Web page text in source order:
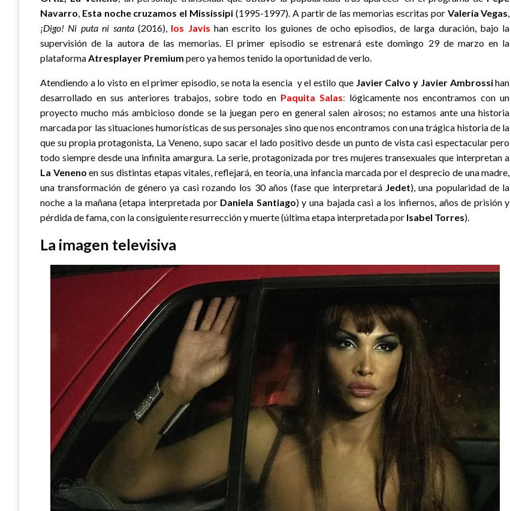
Navarro, Esta noche cruzamos el Mississipi (1995-1997). A partir de las memorias escritas por Valeria Vegas,
¡Digo! Ni puta ni santa(2016), los Javis han escrito los guiones de ocho episodios, de larga duración, bajo la
supervisión de la autora de las memorias. El primer episodio se estrenará este domingo 29 de marzo en la
plataformaAtresplayer Premium pero ya hemos tenido la oportunidad de verlo.
Atendiendo a lo visto en el primer episodio, se nota la esencia y el estilo queJavier Calvo y Javier Ambrossihan
desarrollado en sus anteriores trabajos, sobre todo en Paquita Salas: lógicamente nos encontramos con un
proyecto mucho más ambicioso donde se la juegan pero en general salen airosos; no estamos ante una historia
marcada por las situaciones humorísticas de sus personajes sino que nos encontramos con una trágica historia de la
que su propia protagonista, La Veneno, supo sacar el lado positivo desde un punto de vista casi espectacular pero
todo siempre desde una infinita amargura. La serie, protagonizada por tres mujeres transexuales que interpretan a
La Veneno en sus distintas etapas vitales, reflejará, en teoría, una infancia marcada por el desprecio de una madre,
una transformación de género ya casi rozando los 30 años (fase que interpretará Jedet), una popularidad de la
noche a la mañana (etapa interpretada por Daniela Santiago) y una bajada casi a los infiernos, años de prisión y
pérdida de fama, con la consiguiente resurrección y muerte (última etapa interpretada por Isabel Torres).
La imagen televisiva